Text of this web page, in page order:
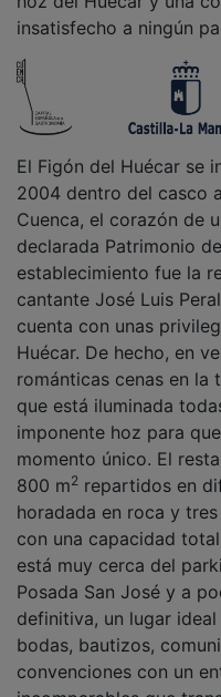
insatisfecho a ningún
2004 dentro del casco
Cuenca, el corazón de
declarada Patrimonio
establecimiento fue la
cantante José Luis
cuenta con unas
Huécar. De hecho, en
románticas cenas en la
que está iluminada
imponente hoz para
momento único. El
800 m2 repartidos en
horadada en roca y
con una capacidad
está muy cerca del
Posada San José y a
definitiva, un lugar
bodas, bautizos,
convenciones con un
incomparables que